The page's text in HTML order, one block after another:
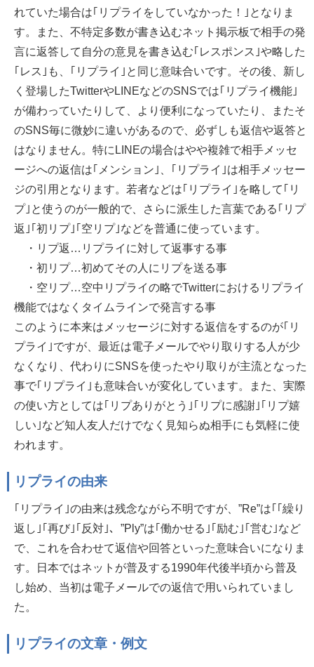
れていた場合は｢リプライをしていなかった！｣となりま
す。また、不特定多数が書き込むネット掲示板で相手の発
言に返答して自分の意見を書き込む｢レスポンス｣や略した
｢レス｣も、｢リプライ｣と同じ意味合いです。その後、新し
く登場したTwitterやLINEなどのSNSでは｢リプライ機能｣
が備わっていたりして、より便利になっていたり、またそ
のSNS毎に微妙に違いがあるので、必ずしも返信や返答と
はなりません。特にLINEの場合はやや複雑で相手メッセ
ージへの返信は｢メンション｣、｢リプライ｣は相手メッセー
ジの引用となります。若者などは｢リプライ｣を略して｢リ
プ｣と使うのが一般的で、さらに派生した言葉である｢リプ
返｣｢初リプ｣｢空リプ｣などを普通に使っています。
・リプ返…リプライに対して返事する事
・初リプ…初めてその人にリプを送る事
・空リプ…空中リプライの略でTwitterにおけるリプライ
機能ではなくタイムラインで発言する事
このように本来はメッセージに対する返信をするのが｢リ
プライ｣ですが、最近は電子メールでやり取りする人が少
なくなり、代わりにSNSを使ったやり取りが主流となった
事で｢リプライ｣も意味合いが変化しています。また、実際
の使い方としては｢リプありがとう｣｢リプに感謝｣｢リプ嬉
しい｣など知人友人だけでなく見知らぬ相手にも気軽に使
われます。
リプライの由来
｢リプライ｣の由来は残念ながら不明ですが、”Re”は｢｢繰り
返し｣｢再び｣｢反対｣、”Ply”は｢働かせる｣｢励む｣｢営む｣など
で、これを合わせて返信や回答といった意味合いになりま
す。日本ではネットが普及する1990年代後半頃から普及
し始め、当初は電子メールでの返信で用いられていまし
た。
リプライの文章・例文